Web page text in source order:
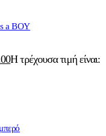
a BOY
Η τρέχουσα τιμή είναι: